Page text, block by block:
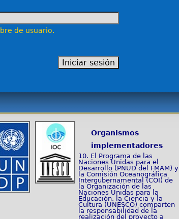
de usuario.
Organismos
implementadores
10. El Programa de las
Naciones Unidas para el
Desarrollo (PNUD del FMAM) y
la Comisión Oceanográfica
Intergubernamental (COI) de
la Organización de las
Naciones Unidas para la
Educación, la Ciencia y la
Cultura (UNESCO) comparten
la responsabilidad de la
realización del proyecto a